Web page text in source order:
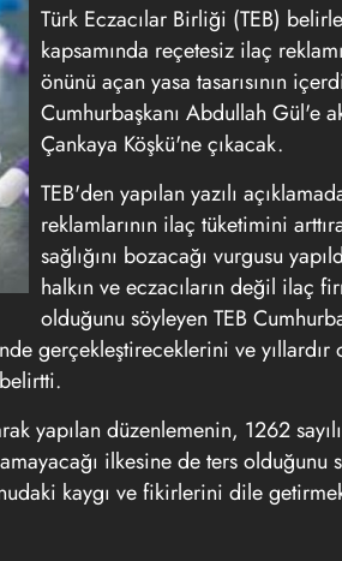
Türk Eczacılar Birliği (TEB)
kapsamında reçetesiz ilaç
önünü açan yasa tasarısının
Cumhurbaşkanı Abdullah Gül'e
Çankaya Köşkü'ne çıkacak.
TEB'den yapılan yazılı
reklamlarının ilaç tüketimini
sağlığını bozacağı vurgusu
halkın ve eczacıların değil ilaç
olduğunu söyleyen TEB
gerçekleştireceklerini ve
yapılan düzenlemenin, 1262
ilkesine de ters olduğunu
kaygı ve fikirlerini dile